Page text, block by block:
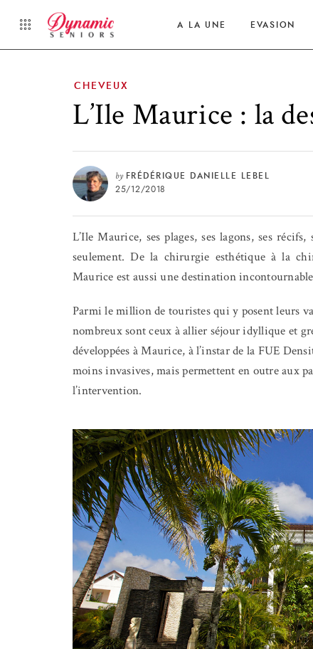
A LA UNE EVASION
CHEVEUX
L’Ile Maurice : la
by FRÉDÉRIQUE DANIELLE LEBEL
25/12/2018
L’Ile Maurice, ses plages, ses lagons, ses
seulement. De la chirurgie esthétique à la
Maurice est aussi une destination
Parmi le million de touristes qui y posent leurs
nombreux sont ceux à allier séjour idyllique et
développées à Maurice, à l’instar de la FUE
moins invasives, mais permettent en outre aux
l’intervention.